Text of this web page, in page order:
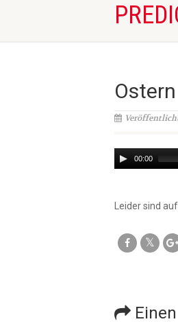
Ostern
Audio
Player
00:00
Leider sind